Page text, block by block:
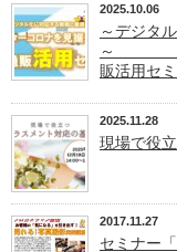
2025.10.06
～デジタ
～ ア
販活用セ
2025.11.28
現場で役
2017.11.27
セミナー